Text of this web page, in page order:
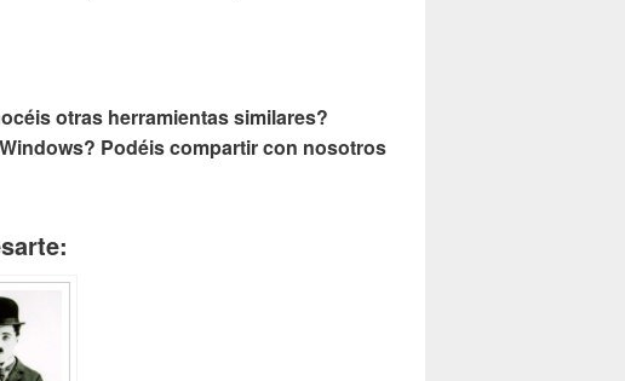
otras herramientas similares?
Podéis compartir con nosotros